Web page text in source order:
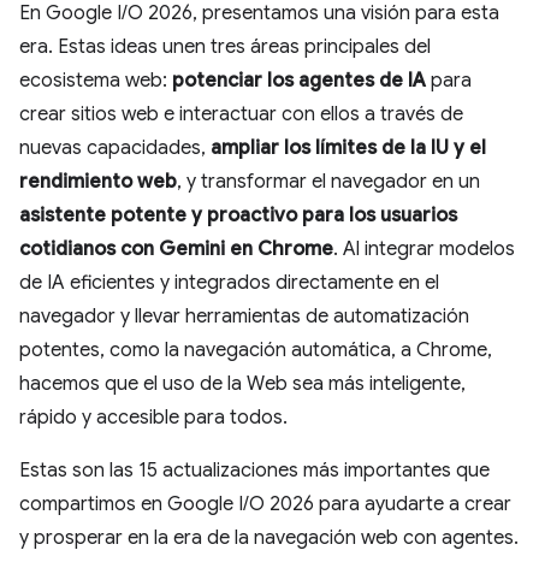
En Google I/O 2026, presentamos una visión para esta
era. Estas ideas unen tres áreas principales del
ecosistema web: potenciar los agentes de IA para
crear sitios web e interactuar con ellos a través de
nuevas capacidades, ampliar los límites de la IU y el
rendimiento web, y transformar el navegador en un
asistente potente y proactivo para los usuarios
cotidianos con Gemini en Chrome. Al integrar modelos
de IA eficientes y integrados directamente en el
navegador y llevar herramientas de automatización
potentes, como la navegación automática, a Chrome,
hacemos que el uso de la Web sea más inteligente,
rápido y accesible para todos.
Estas son las 15 actualizaciones más importantes que
compartimos en Google I/O 2026 para ayudarte a crear
y prosperar en la era de la navegación web con agentes.